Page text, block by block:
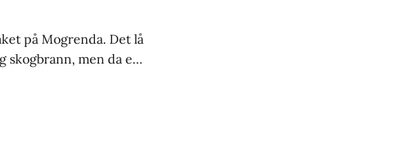
på Mogrenda. Det lå
men da en
fra om røyk, førte det